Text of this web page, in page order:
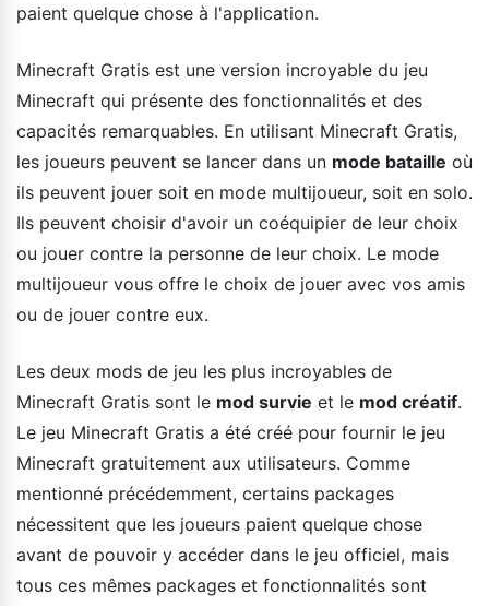
paient quelque chose à l'application.
Minecraft Gratis est une version incroyable du jeu
Minecraft qui présente des fonctionnalités et des
capacités remarquables. En utilisant Minecraft Gratis,
les joueurs peuvent se lancer dans un mode bataille où
ils peuvent jouer soit en mode multijoueur, soit en solo.
Ils peuvent choisir d'avoir un coéquipier de leur choix
ou jouer contre la personne de leur choix. Le mode
multijoueur vous offre le choix de jouer avec vos amis
ou de jouer contre eux.
Les deux mods de jeu les plus incroyables de
Minecraft Gratis sont le mod survie et le mod créatif.
Le jeu Minecraft Gratis a été créé pour fournir le jeu
Minecraft gratuitement aux utilisateurs. Comme
mentionné précédemment, certains packages
nécessitent que les joueurs paient quelque chose
avant de pouvoir y accéder dans le jeu officiel, mais
tous ces mêmes packages et fonctionnalités sont